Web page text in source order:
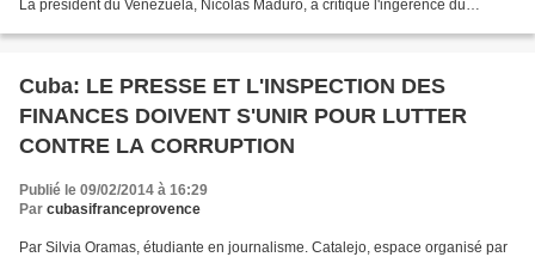
La président du Venezuela, Nicolas Maduro, a critiqué l'ingérence du
Cuba: LE PRESSE ET L'INSPECTION DES
FINANCES DOIVENT S'UNIR POUR LUTTER
CONTRE LA CORRUPTION
Publié le 09/02/2014 à 16:29
Par cubasifranceprovence
Par Silvia Oramas, étudiante en journalisme. Catalejo, espace organisé par